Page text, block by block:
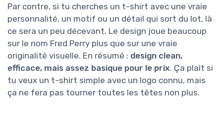
Par contre, si tu cherches un t-shirt avec une vraie
personnalité, un motif ou un détail qui sort du lot, là
ce sera un peu décevant. Le design joue beaucoup
sur le nom Fred Perry plus que sur une vraie
originalité visuelle. En résumé : design clean,
efficace, mais assez basique pour le prix. Ça plaît si
tu veux un t-shirt simple avec un logo connu, mais
ça ne fera pas tourner toutes les têtes non plus.